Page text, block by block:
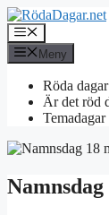
Hoppa
till
innehåll
Meny
Meny
Röda
Är det röd